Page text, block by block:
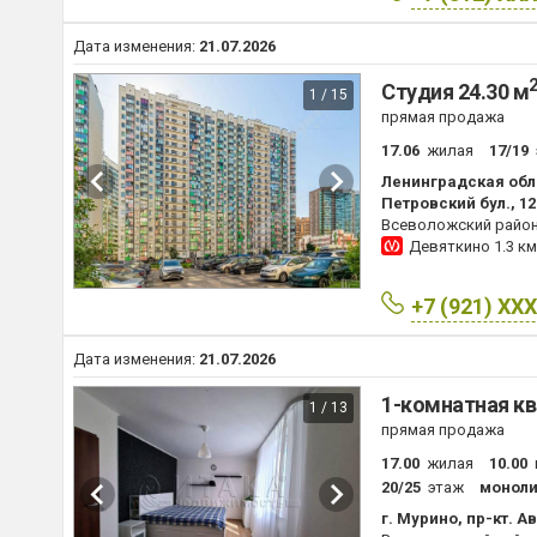
Дата изменения: 21.07.2026
1 / 15 Студия 24.30 м2
прямая продажа
17.06 жилая 17/19
Ленинградская
Петровский бул.,
Всеволожский район
Девяткино 1.3 км
+7 (921)
Дата изменения: 21.07.2026
1 / 13 1-комнатная
прямая продажа
17.00 жилая 10.00
20/25 этаж
г. Мурино, пр-кт.